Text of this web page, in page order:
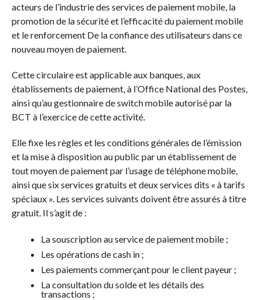
acteurs de l’industrie des services de paiement mobile, la
promotion de la sécurité et l’efficacité du paiement mobile
et le renforcement De la confiance des utilisateurs dans ce
nouveau moyen de paiement.
Cette circulaire est applicable aux banques, aux
établissements de paiement, à l’Office National des Postes,
ainsi qu’au gestionnaire de switch mobile autorisé par la
BCT à l’exercice de cette activité.
Elle fixe les règles et les conditions générales de l’émission
et la mise à disposition au public par un établissement de
tout moyen de paiement par l’usage de téléphone mobile,
ainsi que six services gratuits et deux services dits « à tarifs
spéciaux ». Les services suivants doivent être assurés à titre
gratuit. Il s’agit de :
La souscription au service de paiement mobile ;
Les opérations de cash in ;
Les paiements commerçant pour le client payeur ;
La consultation du solde et les détails des
transactions ;